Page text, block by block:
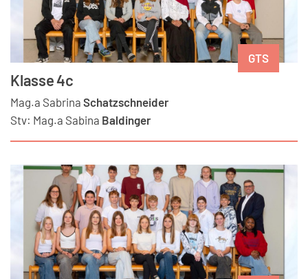
GTS
Klasse 4c
Mag.a Sabrina Schatzschneider
Stv: Mag.a Sabina Baldinger